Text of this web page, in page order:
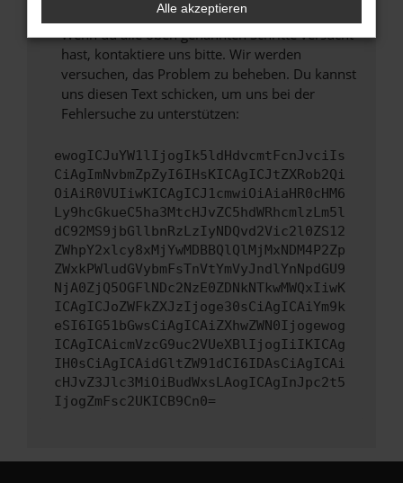
Wende dich an den Webseitenbetreiber.
Wenn du alle oben genannten Schritte versucht
hast, kontaktiere uns bitte. Wir werden
versuchen, das Problem zu beheben. Du kannst
uns diesen Text schicken, um uns bei der
Fehlersuche zu unterstützen:
ewogICJuYW1lIjogIk5ldHdvcmtFcnJvciIs
CiAgImNvbmZpZyI6IHsKICAgICJtZXRob2Qi
OiAiR0VUIiwKICAgICJ1cmwiOiAiaHR0cHM6
Ly9hcGkueC5ha3MtcHJvZC5hdWRhcmlzLm5l
dC92MS9jbGllbnRzLzIyNDQvd2Vic2l0ZS12
ZWhpY2xlcy8xMjYwMDBBQlQlMjMxNDM4P2Zp
ZWxkPWludGVybmFsTnVtYmVyJndlYnNpdGU9
NjA0ZjQ5OGFlNDc2NzE0ZDNkNTkwMWQxIiwK
ICAgICJoZWFkZXJzIjoge30sCiAgICAiYm9k
eSI6IG51bGwsCiAgICAiZXhwZWN0Ijogewog
ICAgICAicmVzcG9uc2VUeXBlIjogIiIKICAg
IH0sCiAgICAidGltZW91dCI6IDAsCiAgICAi
cHJvZ3Jlc3MiOiBudWxsLAogICAgInJpc2t5
IjogZmFsc2UKICB9Cn0=
Alle akzeptieren